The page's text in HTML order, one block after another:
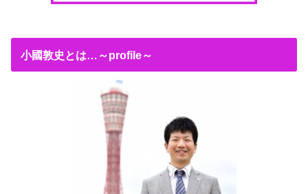
小國敦史とは…～profile～